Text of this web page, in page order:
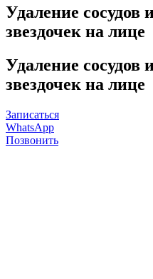
Удаление сосудов
звездочек на лице
Удаление сосудов
звездочек на лице
Записаться
WhatsApp
Позвонить